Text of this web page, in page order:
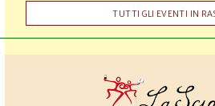
TUTTI GLI EVENTI IN